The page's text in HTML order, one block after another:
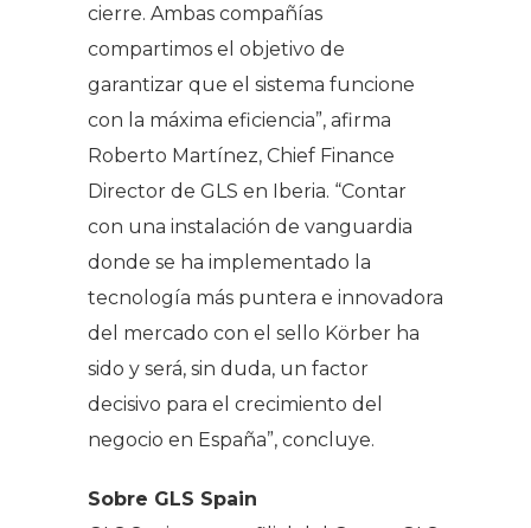
cierre. Ambas compañías
compartimos el objetivo de
garantizar que el sistema funcione
con la máxima eficiencia”, afirma
Roberto Martínez, Chief Finance
Director de GLS en Iberia. “Contar
con una instalación de vanguardia
donde se ha implementado la
tecnología más puntera e innovadora
del mercado con el sello Körber ha
sido y será, sin duda, un factor
decisivo para el crecimiento del
negocio en España”, concluye.
Sobre GLS Spain